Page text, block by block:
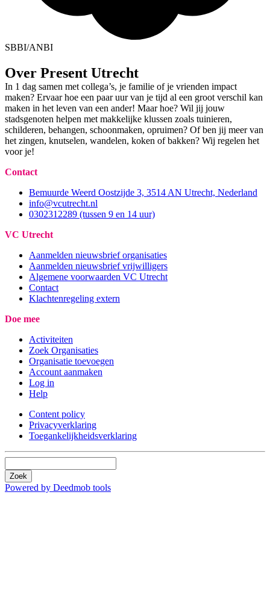
SBBI/ANBI
Over Present Utrecht
In 1 dag samen met collega’s, je familie of je vrienden impact
maken? Ervaar hoe een paar uur van je tijd al een groot verschil kan
maken in het leven van een ander! Maar hoe? Wil jij jouw
stadsgenoten helpen met makkelijke klussen zoals tuinieren,
schilderen, behangen, schoonmaken, opruimen? Of ben jij meer van
het zingen, knutselen, wandelen, koken of bakken? Wij regelen het
voor je!
Contact
Bemuurde Weerd Oostzijde 3, 3514 AN Utrecht, Nederland
info@vcutrecht.nl
0302312289 (tussen 9 en 14 uur)
VC Utrecht
Aanmelden nieuwsbrief organisaties
Aanmelden nieuwsbrief vrijwilligers
Algemene voorwaarden VC Utrecht
Contact
Klachtenregeling extern
Doe mee
Activiteiten
Zoek Organisaties
Organisatie toevoegen
Account aanmaken
Log in
Help
Content policy
Privacyverklaring
Toegankelijkheidsverklaring
Zoek
Powered by Deedmob tools